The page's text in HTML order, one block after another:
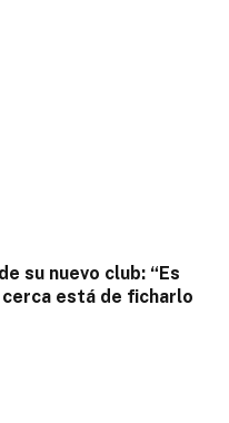
su nuevo club: “Es
está de ficharlo